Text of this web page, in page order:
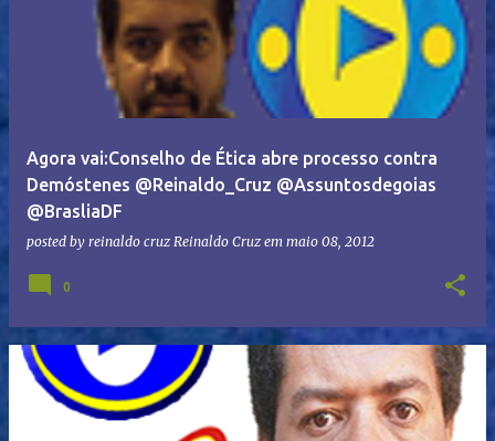
Agora vai:Conselho de Ética abre processo contra
Demóstenes @Reinaldo_Cruz @Assuntosdegoias
@BrasliaDF
posted by reinaldo cruz Reinaldo Cruz em maio 08, 2012
0